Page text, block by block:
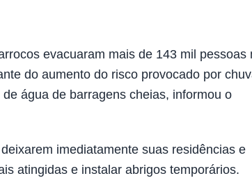
evacuaram mais de 143 mil pessoas
do aumento do risco provocado por
água de barragens cheias, informou o
imediatamente suas residências e
atingidas e instalar abrigos temporários.